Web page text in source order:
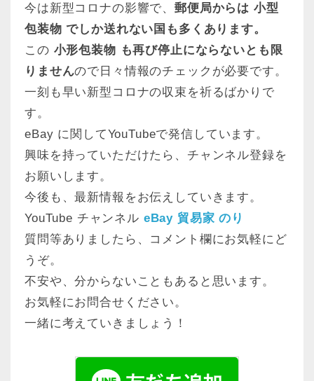
今は新型コロナの影響で、郵便局からは 小型
包装物 でしか送れない国も多くあります。
この 小形包装物 も再び停止にならないとも限
りませんので日々情報のチェックが必要です。
一刻も早い新型コロナの収束を祈るばかりで
す。
eBay に関してYouTubeで発信しています。
興味を持っていただけたら、チャンネル登録を
お願いします。
今後も、最新情報をお伝えしていきます。
YouTube チャンネル eBay 貿易家 のり
質問等ありましたら、コメント欄にお気軽にど
うぞ。
不安や、分からないこともあると思います。
お気軽にお問合せください。
一緒に考えていきましょう！